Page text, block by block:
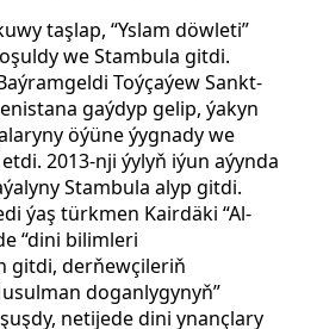
taşlap, “Yslam döwleti”
we Stambula gitdi.
Toýçaýew Sankt-
gaýdyp gelip, ýakyn
öýüne ýygnady we
2013-nji ýylyň iýun aýynda
Stambula alyp gitdi.
ýaş türkmen Kairdäki “Al-
“dini bilimleri
gitdi, derňewçileriň
doganlygynyň”
netijede dini ynançlary